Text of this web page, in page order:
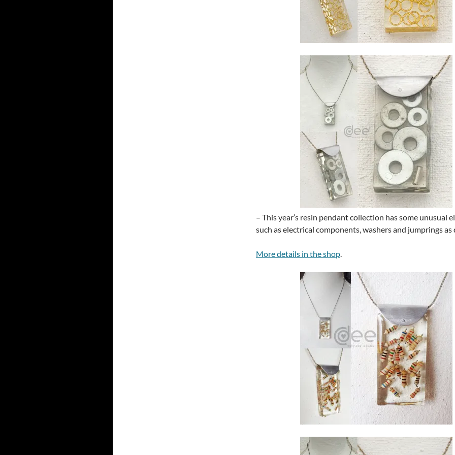
– This year’s resin pendant collection has some unusual
such as electrical components, washers and jumprings
More details in the shop.